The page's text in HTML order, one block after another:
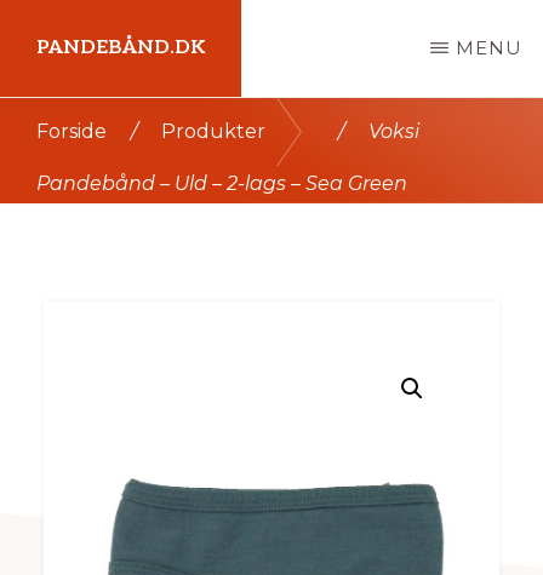
indhold
PANDEBÅND.DK MENU
Forside / Produkter / Voksi
Pandebånd – Uld – 2-lags – Sea Green